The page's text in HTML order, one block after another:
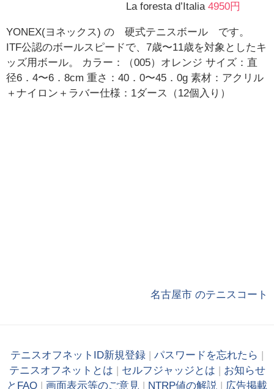
La foresta d’Italia 4950円
YONEX(ヨネックス) の 硬式テニスボール です。
ITF公認のボールスピードで、7歳〜11歳を対象としたキ
ッズ用ボール。 カラー：（005）オレンジ サイズ：直
径6．4〜6．8cm 重さ：40．0〜45．0g 素材：アクリル
＋ナイロン＋ラバー仕様：1ダース（12個入り）
名古屋市 のテニスコート
テニスオフネットID新規登録 | パスワードを忘れたら |
テニスオフネットとは | セルフジャッジとは | お知らせ
とFAQ | 画面表示等のご意見 | NTRP値の解説 | 広告掲載